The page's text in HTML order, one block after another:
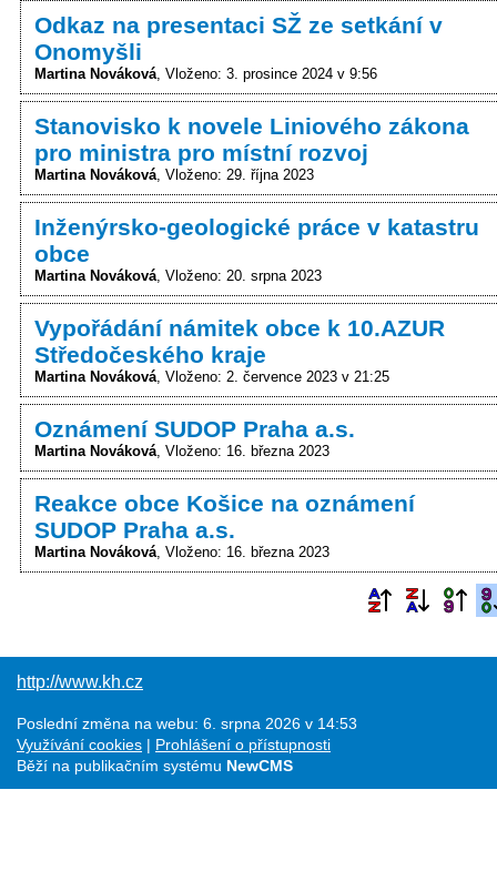
Odkaz na presentaci SŽ ze setkání v
Onomyšli
Martina Nováková Vloženo: 3. prosince 2024 v 9:56
Stanovisko k novele Liniového zákona
pro ministra pro místní rozvoj
Martina Nováková Vloženo: 29. října 2023
Inženýrsko-geologické práce v katastru
obce
Martina Nováková Vloženo: 20. srpna 2023
Vypořádání námitek obce k 10.AZUR
Středočeského kraje
Martina Nováková Vloženo: 2. července 2023 v 21:25
Oznámení SUDOP Praha a.s.
Martina Nováková Vloženo: 16. března 2023
Reakce obce Košice na oznámení
SUDOP Praha a.s.
Martina Nováková Vloženo: 16. března 2023
http://www.kh.cz
Poslední změna na webu: 6. srpna 2026 v 14:53
Využívání cookies
Prohlášení o přístupnosti
Běží na publikačním systému NewCMS